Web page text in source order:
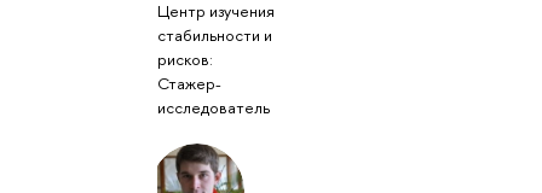
Центр изучения
стабильности и
рисков:
Стажер-
исследователь